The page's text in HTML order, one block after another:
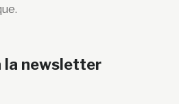
la newsletter